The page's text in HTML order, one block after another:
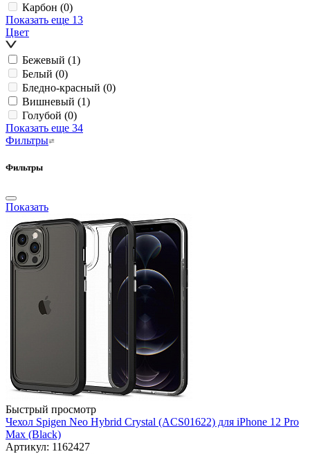
Карбон (0)
Показать еще 13
Цвет
Бежевый (1)
Белый (0)
Бледно-красный (0)
Вишневый (1)
Голубой (0)
Показать еще 34
Фильтры
Фильтры
Показать
Быстрый просмотр
Чехол Spigen Neo Hybrid Crystal (ACS01622) для iPhone 12 Pro
Max (Black)
Артикул: 1162427